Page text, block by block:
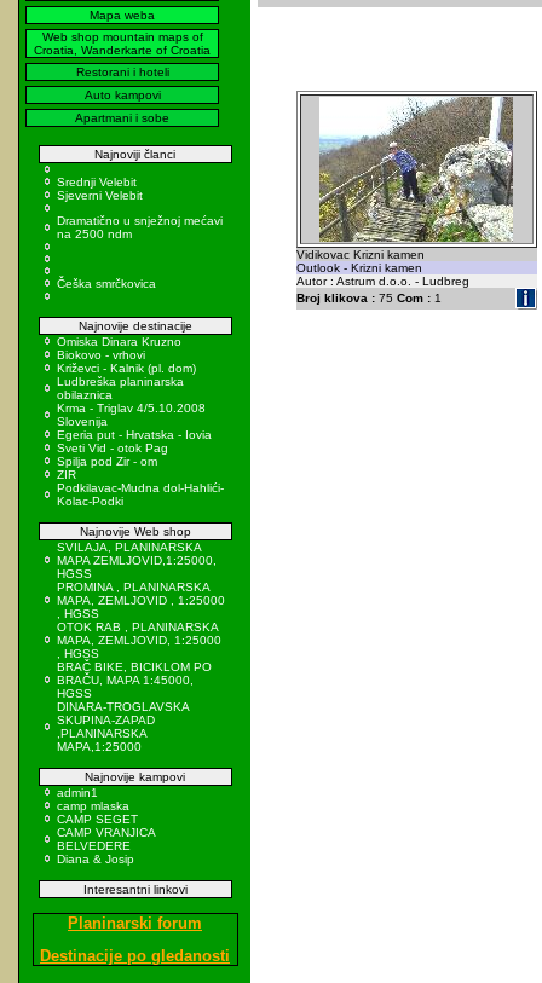
Mapa weba
Web shop mountain maps of
Croatia, Wanderkarte of Croatia
Restorani i hoteli
Auto kampovi
Apartmani i sobe
Najnoviji članci
Srednji Velebit
Sjeverni Velebit
Dramatično u snježnoj mećavi
na 2500 ndm
Češka smrčkovica
Najnovije destinacije
Omiska Dinara Kruzno
Biokovo - vrhovi
Križevci - Kalnik (pl. dom)
Ludbreška planinarska
obilaznica
Krma - Triglav 4/5.10.2008
Slovenija
Egeria put - Hrvatska - Iovia
Sveti Vid - otok Pag
Spilja pod Zir - om
ZIR
Podkilavac-Mudna dol-Hahlići-
Kolac-Podki
Najnovije Web shop
SVILAJA, PLANINARSKA
MAPA ZEMLJOVID,1:25000,
HGSS
PROMINA , PLANINARSKA
MAPA, ZEMLJOVID , 1:25000
, HGSS
OTOK RAB , PLANINARSKA
MAPA, ZEMLJOVID, 1:25000
, HGSS
BRAČ BIKE, BICIKLOM PO
BRAČU, MAPA 1:45000,
HGSS
DINARA-TROGLAVSKA
SKUPINA-ZAPAD
,PLANINARSKA
MAPA,1:25000
Najnovije kampovi
admin1
camp mlaska
CAMP SEGET
CAMP VRANJICA
BELVEDERE
Diana & Josip
Interesantni linkovi
Planinarski forum
Destinacije po gledanosti
Vidikovac Krizni kamen
Outlook - Krizni kamen
Autor : Astrum d.o.o. - Ludbreg
Broj klikova :75 Com :1